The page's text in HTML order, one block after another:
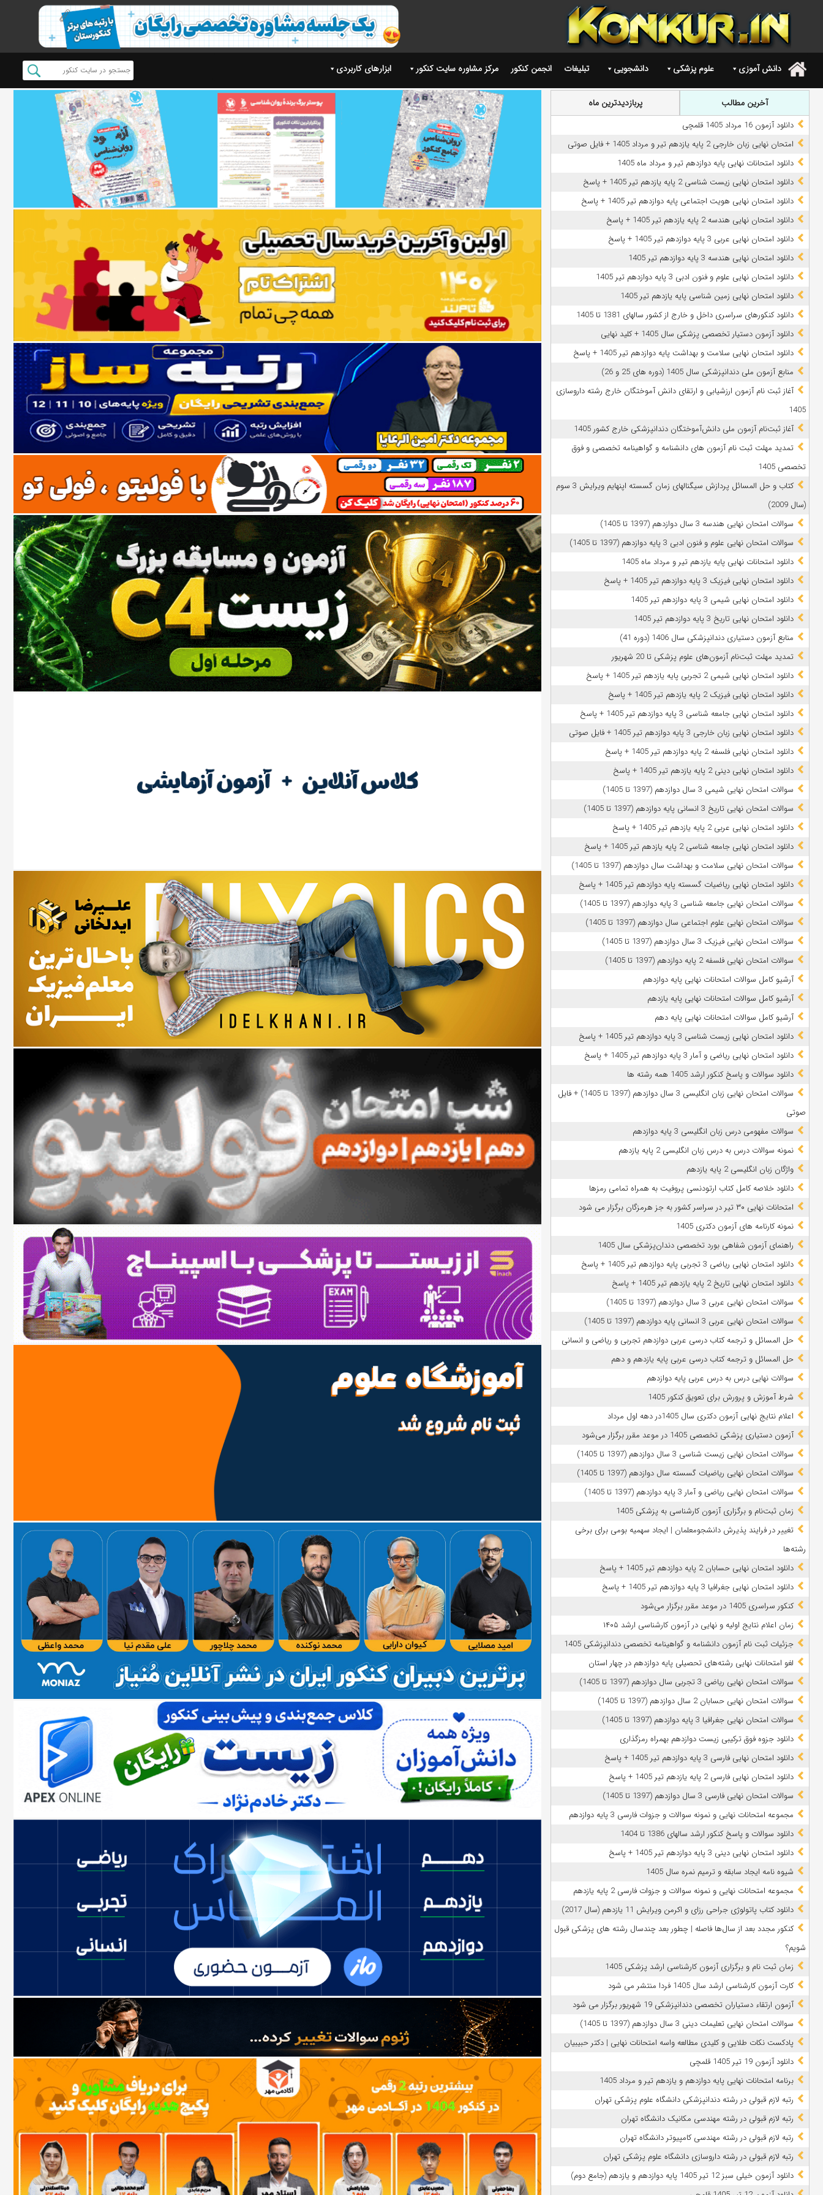
. دانش آموزی علوم پزشکی دانشجویی تبلیغات انجمن کنکور مرکز مشاوره سایت کنکور ابزارهای کاربردی
آخرین مطالب پربازدیدترین ماه
دانلود آزمون 16 مرداد 1405 قلمچی
امتحان نهایی زبان خارجی 2 پایه یازدهم تیر و مرداد 1405 + فایل صوتی
دانلود امتحانات نهایی پایه دوازدهم تیر و مرداد ماه 1405
دانلود امتحان نهایی زیست شناسی 2 پایه یازدهم تیر 1405 + پاسخ
دانلود امتحان نهایی هویت اجتماعی پایه دوازدهم تیر 1405 + پاسخ
دانلود امتحان نهایی هندسه 2 پایه یازدهم تیر 1405 + پاسخ
دانلود امتحان نهایی عربی 3 پایه دوازدهم تیر 1405 + پاسخ
دانلود امتحان نهایی هندسه 3 پایه دوازدهم تیر 1405
دانلود امتحان نهایی علوم و فنون ادبی 3 پایه دوازدهم تیر 1405
دانلود امتحان نهایی زمین شناسی پایه یازدهم تیر 1405
دانلود کنکورهای سراسری داخل و خارج از کشور سالهای 1381 تا 1405
دانلود آزمون دستیار تخصصی پزشکی سال 1405 + کلید نهایی
دانلود امتحان نهایی سلامت و بهداشت پایه دوازدهم تیر 1405 + پاسخ
ﻣﻨﺎﺑﻊ آزﻣﻮن ﻣﻠﯽ دندانپزشکی سال 1405 (دوره های 25 و 26)
آغاز ثبت نام آزمون‌ ارزشیابی و ارتقای دانش آموختگان خارج رشته داروسازی
1405
آغاز ثبت‌نام آزمون ملی دانش‌آموختگان دندانپزشکی خارج کشور 1405
تمدید مهلت ثبت نام آزمون های دانشنامه و گواهینامه تخصصی و فوق
تخصصی 1405
کتاب و حل المسائل پردازش سیگنالهای زمان گسسته اپنهایم ویرایش 3 سوم
(سال 2009)
سوالات امتحان نهایی هندسه 3 سال دوازدهم (1397 تا 1405)
سوالات امتحان نهایی علوم و فنون ادبی 3 پایه دوازدهم (1397 تا 1405)
دانلود امتحانات نهایی پایه یازدهم تیر و مرداد ماه 1405
دانلود امتحان نهایی فیزیک 3 پایه دوازدهم تیر 1405 + پاسخ
دانلود امتحان نهایی شیمی 3 پایه دوازدهم تیر 1405
دانلود امتحان نهایی تاریخ 3 پایه دوازدهم تیر 1405
منابع آزمون دستیاری دندانپزشکی سال 1406 (دوره 41)
تمدید مهلت ثبت‌نام آزمون‌های علوم پزشکی تا 20 شهریور
دانلود امتحان نهایی شیمی 2 تجربی پایه یازدهم تیر 1405 + پاسخ
دانلود امتحان نهایی فیزیک 2 پایه یازدهم تیر 1405 + پاسخ
دانلود امتحان نهایی جامعه شناسی 3 پایه دوازدهم تیر 1405 + پاسخ
دانلود امتحان نهایی زبان خارجی 3 پایه دوازدهم تیر 1405 + فایل صوتی
دانلود امتحان نهایی فلسفه 2 پایه دوازدهم تیر 1405 + پاسخ
دانلود امتحان نهایی دینی 2 پایه یازدهم تیر 1405 + پاسخ
سوالات امتحان نهایی شیمی 3 سال دوازدهم (1397 تا 1405)
سوالات امتحان نهایی تاریخ 3 انسانی پایه دوازدهم (1397 تا 1405)
دانلود امتحان نهایی عربی 2 پایه یازدهم تیر 1405 + پاسخ
دانلود امتحان نهایی جامعه شناسی 2 پایه یازدهم تیر 1405 + پاسخ
سوالات امتحان نهایی سلامت و بهداشت سال دوازدهم (1397 تا 1405)
دانلود امتحان نهایی ریاضیات گسسته پایه دوازدهم تیر 1405 + پاسخ
سوالات امتحان نهایی جامعه شناسی 3 پایه دوازدهم (1397 تا 1405)
سوالات امتحان نهایی علوم اجتماعی سال دوازدهم (1397 تا 1405)
سوالات امتحان نهایی فیزیک 3 سال دوازدهم (1397 تا 1405)
سوالات امتحان نهایی فلسفه 2 پایه دوازدهم (1397 تا 1405)
آرشیو کامل سوالات امتحانات نهایی پایه دوازدهم
آرشیو کامل سوالات امتحانات نهایی پایه یازدهم
آرشیو کامل سوالات امتحانات نهایی پایه دهم
دانلود امتحان نهایی زیست شناسی 3 پایه دوازدهم تیر 1405 + پاسخ
دانلود امتحان نهایی ریاضی و آمار 3 پایه دوازدهم تیر 1405 + پاسخ
دانلود سوالات و پاسخ کنکور ارشد 1405 همه رشته ها
سوالات امتحان نهایی زبان انگلیسی 3 سال دوازدهم (1397 تا 1405) + فایل
صوتی
سوالات مفهومی درس زبان انگلیسی 3 پایه دوازدهم
نمونه سوالات درس به درس زبان انگلیسی 2 پایه یازدهم
واژگان زبان انگلیسی 2 پایه یازدهم
دانلود خلاصه کامل کتاب ارتودنسی پروفیت به همراه تمامی رمزها
امتحانات نهایی ۳۰ تیر در سراسر کشور به جز هرمزگان برگزار می شود
نمونه کارنامه های آزمون دکتری 1405
راهنمای آزمون شفاهی بورد تخصصی دندان‌پزشکی سال 1405
دانلود امتحان نهایی ریاضی 3 تجربی پایه دوازدهم تیر 1405 + پاسخ
دانلود امتحان نهایی تاریخ 2 پایه یازدهم تیر 1405 + پاسخ
سوالات امتحان نهایی عربی 3 سال دوازدهم (1397 تا 1405)
سوالات امتحان نهایی عربی 3 انسانی پایه دوازدهم (1397 تا 1405)
حل المسائل و ترجمه کتاب درسی عربی دوازدهم تجربی و ریاضی و انسانی
حل المسائل و ترجمه کتاب درسی عربی پایه یازدهم و دهم
سوالات نهایی درس به درس عربی پایه دوازدهم
شرط آموزش و پرورش برای تعویق کنکور 1405
اعلام نتایج نهایی آزمون دکتری سال 1405در دهه اول مرداد
آزمون دستیاری پزشکی تخصصی 1405 در موعد مقرر برگزار می‌شود
سوالات امتحان نهایی زیست شناسی 3 سال دوازدهم (1397 تا 1405)
سوالات امتحان نهایی ریاضیات گسسته سال دوازدهم (1397 تا 1405)
سوالات امتحان نهایی ریاضی و آمار 3 پایه دوازدهم (1397 تا 1405)
زمان ثبت‌نام و برگزاری آزمون کارشناسی به پزشکی 1405
تغییر در فرایند پذیرش دانشجومعلمان | ایجاد سهمیه بومی برای برخی
رشته‌ها
دانلود امتحان نهایی حسابان 2 پایه دوازدهم تیر 1405 + پاسخ
دانلود امتحان نهایی جغرافیا 3 پایه دوازدهم تیر 1405 + پاسخ
کنکور سراسری 1405 در موعد مقرر برگزار می‌شود
زمان اعلام نتایج اولیه و نهایی در آزمون کارشناسی ارشد ۱۴۰۵
جزئیات ثبت نام آزمون دانشنامه و گواهینامه تخصصی دندانپزشکی 1405
لغو امتحانات نهایی رشته‌های تحصیلی پایه دوازدهم در چهار استان
سوالات امتحان نهایی ریاضی 3 تجربی سال دوازدهم (1397 تا 1405)
سوالات امتحان نهایی حسابان 2 سال دوازدهم (1397 تا 1405)
سوالات امتحان نهایی جغرافیا 3 پایه دوازدهم (1397 تا 1405)
دانلود جزوه فوق ترکیبی زیست دوازدهم بهمراه رمزگذاری
دانلود امتحان نهایی فارسی 3 پایه دوازدهم تیر 1405 + پاسخ
دانلود امتحان نهایی فارسی 2 پایه یازدهم تیر 1405 + پاسخ
سوالات امتحان نهایی فارسی 3 سال دوازدهم (1397 تا 1405)
مجموعه امتحانات نهایی و نمونه سوالات و جزوات فارسی 3 پایه دوازدهم
دانلود سوالات و پاسخ کنکور ارشد سالهای 1386 تا 1404
دانلود امتحان نهایی دینی 3 پایه دوازدهم تیر 1405 + پاسخ
شیوه نامه ایجاد سابقه و ترمیم نمره سال 1405
مجموعه امتحانات نهایی و نمونه سوالات و جزوات فارسی 2 پایه یازدهم
دانلود کتاب پاتولوژی جراحی رزای و اکرمن ویرایش 11 یازدهم (سال 2017)
کنکور مجدد بعد از سال‌ها فاصله | چطور بعد چندسال رشته‌ های پزشکی قبول
شویم؟
زمان ثبت نام و برگزاری آزمون کارشناسی ارشد پزشکی 1405
کارت آزمون کارشناسی ارشد سال 1405 فردا منتشر می شود
آزمون ارتقاء دستیاران تخصصی دندانپزشکی 19 شهریور برگزار می شود
سوالات امتحان نهایی تعلیمات دینی 3 سال دوازدهم (1397 تا 1405)
پادکست نکات طلایی و کلیدی مطالعه واسه امتحانات نهایی | دکتر حبیبیان
دانلود آزمون 19 تیر 1405 قلمچی
برنامه امتحانات نهایی پایه دوازدهم و یازدهم تیر و مرداد 1405
رتبه لازم قبولی در رشته دندانپزشکی دانشگاه علوم پزشکی تهران
رتبه لازم قبولی در رشته مهندسی مکانیک دانشگاه تهران
رتبه لازم قبولی در رشته مهندسی کامپیوتر دانشگاه تهران
رتبه لازم قبولی در رشته داروسازی دانشگاه علوم پزشکی تهران
دانلود آزمون خیلی سبز 12 تیر 1405 پایه دوازدهم و یازدهم (جامع دوم)